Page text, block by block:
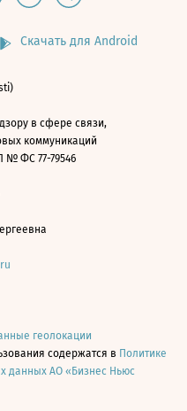
Скачать для Android
в сфере связи,
коммуникаций
№ ФС 77-79546
геолокации
содержатся в Политике
данных АО «Бизнес Ньюс